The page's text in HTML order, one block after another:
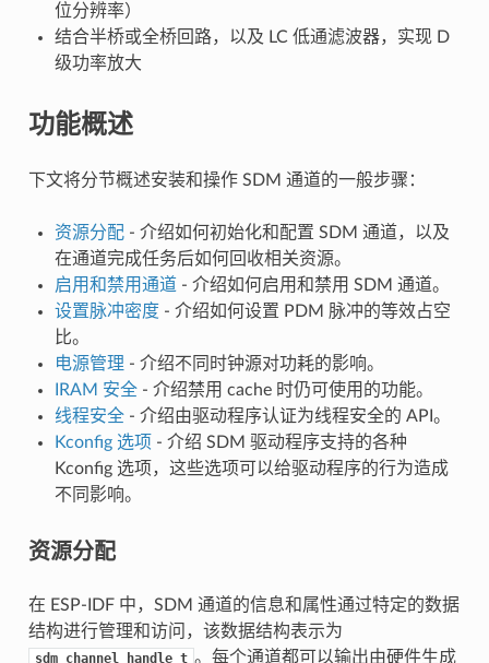
位分辨率）
结合半桥或全桥回路，以及 LC 低通滤波器，实现 D
级功率放大
功能概述
下文将分节概述安装和操作 SDM 通道的一般步骤：
资源分配- 介绍如何初始化和配置 SDM 通道，以及
在通道完成任务后如何回收相关资源。
启用和禁用通道 - 介绍如何启用和禁用 SDM 通道。
设置脉冲密度 - 介绍如何设置 PDM 脉冲的等效占空
比。
电源管理 - 介绍不同时钟源对功耗的影响。
IRAM 安全- 介绍禁用 cache 时仍可使用的功能。
线程安全- 介绍由驱动程序认证为线程安全的 API。
Kconfig 选项 - 介绍 SDM 驱动程序支持的各种
Kconfig 选项，这些选项可以给驱动程序的行为造成
不同影响。
资源分配
在 ESP-IDF 中，SDM 通道的信息和属性通过特定的数据
结构进行管理和访问，该数据结构表示为
sdm_channel_handle_t 。每个通道都可以输出由硬件生成